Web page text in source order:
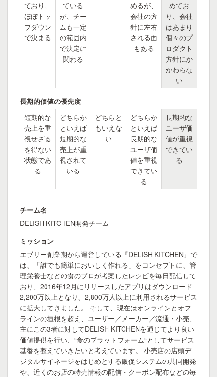
ており、
ほぼトッ
プダウン
で決まる
ている
が、チー
ムも一定
の範囲内
で決定に
関わる
めるが、
会社の方
針に左右
される面
もある
めてお
り、会社
はあまり
個々のプ
ロダクト
方針にか
かわらな
い
長期的価値の優先度
短期的な
売上を重
視せざる
を得ない
状態であ
る
どちらか
といえば
短期的な
売上が重
視されて
いる
どちらと
もいえな
い
どちらか
といえば
長期的な
ユーザ価
値を重視
できてい
る
長期的な
ユーザ価
値が重視
できてい
る
チーム名
DELISH KITCHEN開発チーム
ミッション
エブリー創業期から運営している『DELISH KITCHEN』で
は、「誰でも簡単においしく作れる」をコンセプトに、管
理栄養士などの食のプロが考案したレシピを毎日配信して
おり、2016年12月にリリースしたアプリはダウンロード
2,200万以上となり、2,800万人以上に利用されるサービス
に拡大してきました。 そして、現在はオンラインとオフ
ラインの垣根を超え、ユーザー／メーカー／流通・小売、
主にこの3者に対してDELISH KITCHENを通じてより良い
価値提供を行い、“食のプラットフォーム“としてサービス
基盤を整えていきたいと考えています。 小売店の店頭デ
ジタルサイネージをはじめとする販促システムの共同開発
や、近くのお店の特売情報の配信・クーポン配布などの毎